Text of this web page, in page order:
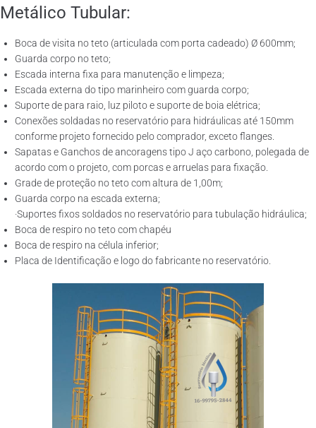
Metálico Tubular:
Boca de visita no teto (articulada com porta cadeado) Ø 600mm;
Guarda corpo no teto;
Escada interna fixa para manutenção e limpeza;
Escada externa do tipo marinheiro com guarda corpo;
Suporte de para raio, luz piloto e suporte de boia elétrica;
Conexões soldadas no reservatório para hidráulicas até 150mm
conforme projeto fornecido pelo comprador, exceto flanges.
Sapatas e Ganchos de ancoragens tipo J aço carbono, polegada de
acordo com o projeto, com porcas e arruelas para fixação.
Grade de proteção no teto com altura de 1,00m;
Guarda corpo na escada externa;
·Suportes fixos soldados no reservatório para tubulação hidráulica;
Boca de respiro no teto com chapéu
Boca de respiro na célula inferior;
Placa de Identificação e logo do fabricante no reservatório.